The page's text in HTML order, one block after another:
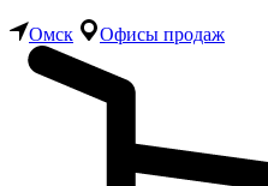
Омск Офисы продаж